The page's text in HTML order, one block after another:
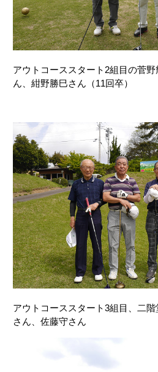
アウトコーススタート2組目の菅
ん、紺野勝巳さん（11回卒）
アウトコーススタート3組目、二
さん、佐藤守さん